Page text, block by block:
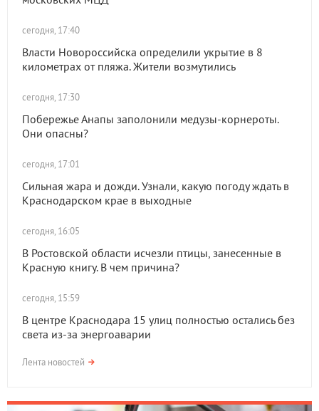
сегодня, 17:40
Власти Новороссийска определили укрытие в 8
километрах от пляжа. Жители возмутились
сегодня, 17:30
Побережье Анапы заполонили медузы-корнероты.
Они опасны?
сегодня, 17:01
Сильная жара и дожди. Узнали, какую погоду ждать в
Краснодарском крае в выходные
сегодня, 16:05
В Ростовской области исчезли птицы, занесенные в
Красную книгу. В чем причина?
сегодня, 15:59
В центре Краснодара 15 улиц полностью остались без
света из-за энергоаварии
Лента новостей